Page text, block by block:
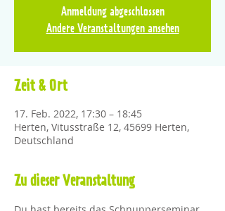
Anmeldung abgeschlossen
Andere Veranstaltungen ansehen
Zeit & Ort
17. Feb. 2022, 17:30 – 18:45
Herten, Vitusstraße 12, 45699 Herten,
Deutschland
Zu dieser Veranstaltung